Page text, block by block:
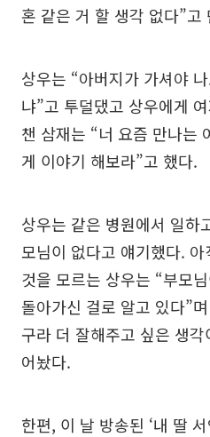
혼 같은 거 할 생각 없다”고
상우는 “아버지가 가셔야
냐”고 투덜댔고 상우에게
챈 삼재는 “너 요즘 만나는
게 이야기 해보라”고 했다.
상우는 같은 병원에서 일하
모님이 없다고 얘기했다.
것을 모르는 상우는 “부모
돌아가신 걸로 알고 있다”
구라 더 잘해주고 싶은 생
어놨다.
한편, 이 날 방송된 ‘내 딸